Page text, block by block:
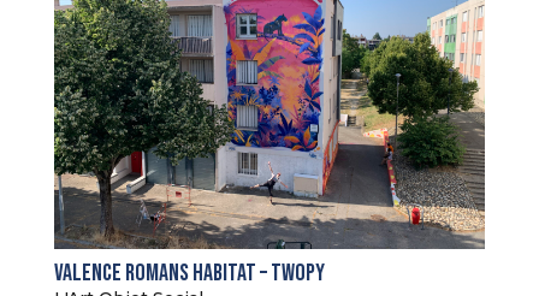
Valence Romans Habitat – Twopy